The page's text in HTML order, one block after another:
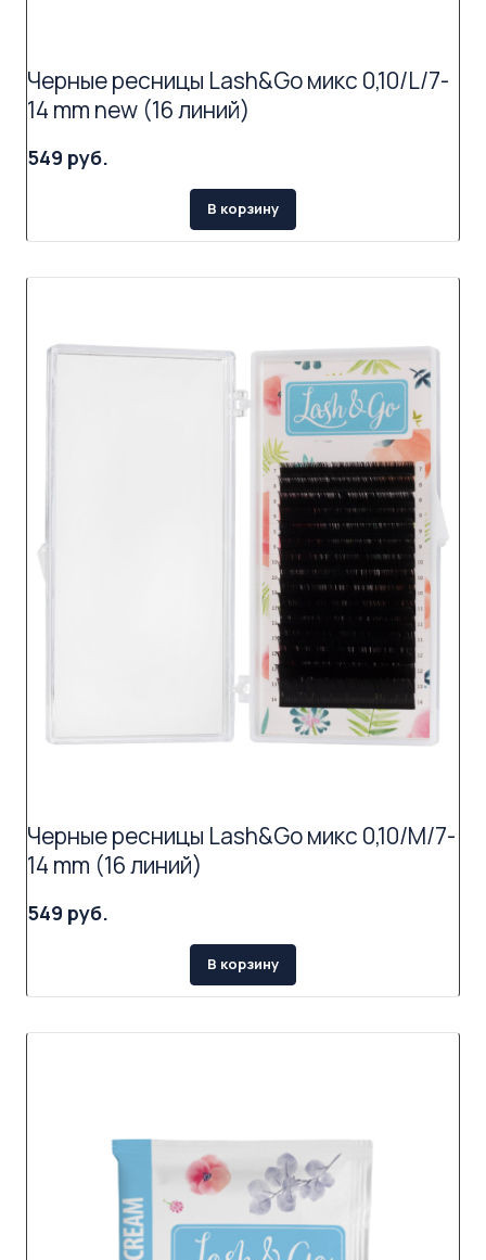
Черные ресницы Lash&Go микс 0,10/L/7-
14 mm new (16 линий)
549 руб.
В корзину
Черные ресницы Lash&Go микс 0,10/M/7-
14 mm (16 линий)
549 руб.
В корзину